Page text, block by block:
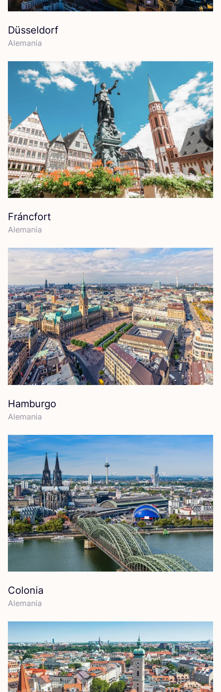
Düsseldorf
Ale­ma­nia
Fráncfort
Ale­ma­nia
Hamburgo
Ale­ma­nia
Colonia
Ale­ma­nia